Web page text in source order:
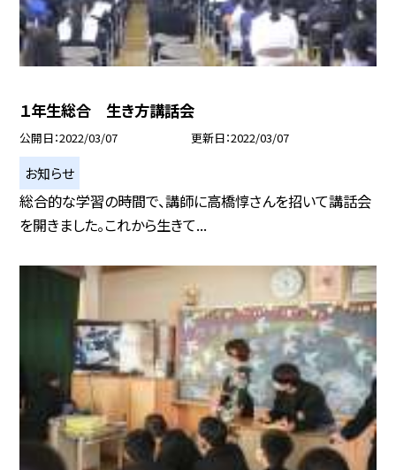
１年生総合 生き方講話会
公開日 2022/03/07 更新日 2022/03/07
お知らせ
総合的な学習の時間で、講師に高橋惇さんを招いて講話会
を開きました。これから生きて...